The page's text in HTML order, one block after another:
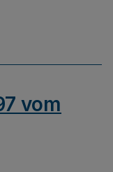
vom